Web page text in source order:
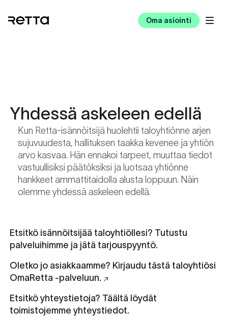
Oma asiointi
Yhdessä askeleen edellä
Kun Retta-isännöitsijä huolehtii taloyhtiönne arjen
sujuvuudesta, hallituksen taakka kevenee ja yhtiön
arvo kasvaa. Hän ennakoi tarpeet, muuttaa tiedot
vastuullisiksi päätöksiksi ja luotsaa yhtiönne
hankkeet ammattitaidolla alusta loppuun. Näin
olemme yhdessä askeleen edellä.
Tutustu isännöintipalveluihimme
Etsitkö isännöitsijää taloyhtiöllesi? Tutustu
palveluihimme ja jätä tarjouspyyntö.
Siirry OmaRetta -palveluun
Oletko jo asiakkaamme? Kirjaudu tästä taloyhtiösi
OmaRetta -palveluun.
Löydä toimipisteiden yhteystiedot
Etsitkö yhteystietoja? Täältä löydät
toimistojemme yhteystiedot.